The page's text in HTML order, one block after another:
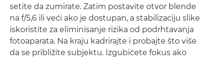
setite da zumirate. Zatim postavite otvor blende
na f/5,6 ili veći ako je dostupan, a stabilizaciju slike
iskoristite za eliminisanje rizika od podrhtavanja
fotoaparata. Na kraju kadrirajte i probajte što više
da se približite subjektu. Izgubićete fokus ako